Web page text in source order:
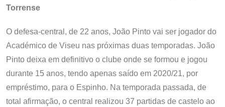
Torrense
O defesa-central, de 22 anos, João Pinto vai ser jogador do
Académico de Viseu nas próximas duas temporadas. João
Pinto deixa em definitivo o clube onde se formou e jogou
durante 15 anos, tendo apenas saído em 2020/21, por
empréstimo, para o Espinho. Na temporada passada, de
total afirmação, o central realizou 37 partidas de castelo ao